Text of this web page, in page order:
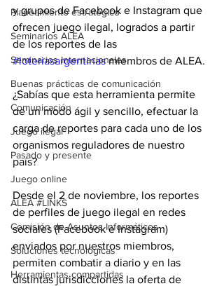
Planeamiento estratégico
Seminarios ALEA
Seminarios Internacionales
Buenas prácticas de comunicación
Comunicación
Juego ilegal
Pasado y presente
Juego online
ALEA #LINKS
Comisión de Asuntos Informáticos
Soluciones tecnológicas
Herramientas compartidas
y grupos de Facebook e Instagram que
ofrecen juego ilegal, logrados a partir
de los reportes de las
#loteriasargentinas miembros de ALEA.
¿Sabías que esta herramienta permite
de un modo ágil y sencillo, efectuar la
carga de reportes para cada uno de los
organismos reguladores de nuestro
país?
Desde el 2 de noviembre, los reportes
de perfiles de juego ilegal en redes
sociales (Facebook e Instagram)
enviados por nuestros miembros,
permiten combatir a diario y en las
distintas jurisdicciones la oferta de